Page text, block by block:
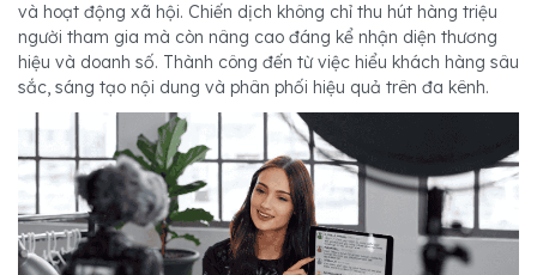
và hoạt động xã hội. Chiến dịch không chỉ thu hút hàng triệu
người tham gia mà còn nâng cao đáng kể nhận diện thương
hiệu và doanh số. Thành công đến từ việc hiểu khách hàng sâu
sắc, sáng tạo nội dung và phân phối hiệu quả trên đa kênh.